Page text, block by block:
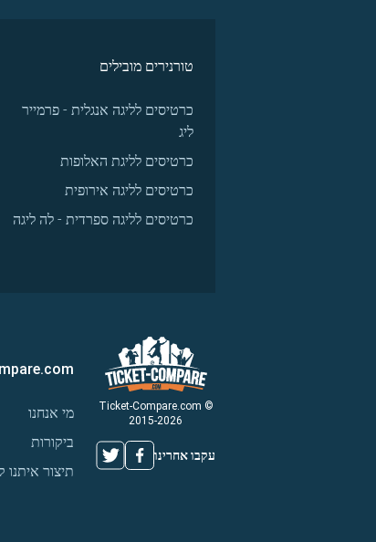
טורנירים מובילים
כרטיסים לליגה אנגלית - פרמייר
ליג
כרטיסים לליגת האלופות
כרטיסים לליגה אירופית
כרטיסים לליגה ספרדית - לה ליגה
© Ticket-Compare.com
2015-2026
עקבו אחרינו
מי אנחנו
ביקורות
תיצור איתנו